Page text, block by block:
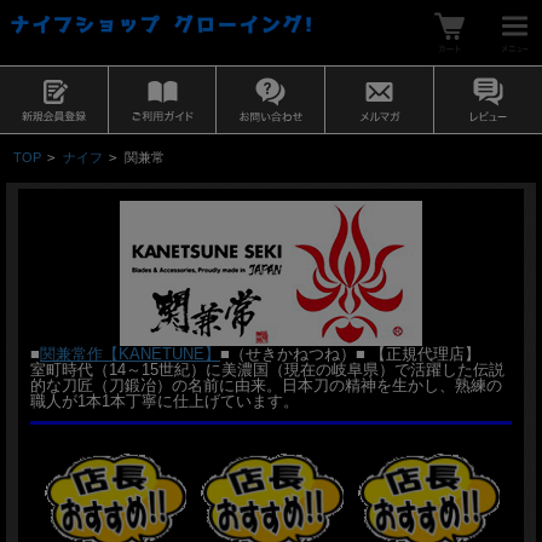
TOP > ナイフ > 関兼常
■関兼常作【KANETUNE】 ■（せきかねつね）■ 【正規代理店】
室町時代（14～15世紀）に美濃国（現在の岐阜県）で活躍した伝説
的な刀匠（刀鍛冶）の名前に由来。日本刀の精神を生かし、熟練の
職人が1本1本丁寧に仕上げています。